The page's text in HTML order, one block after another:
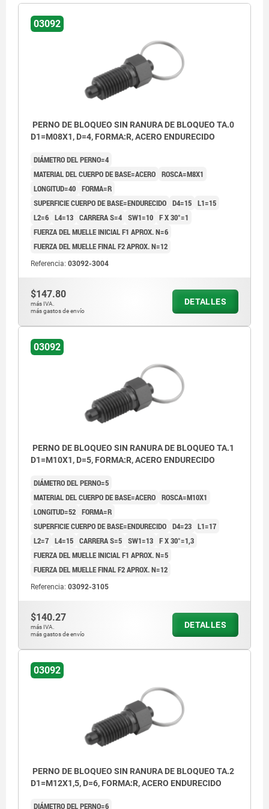
Forma R: sin ranura de bloqueo, sin
Forma S: sin ranura de bloqueo, con
Forma V: con ranura de bloqueo, sin
Forma W: con ranura de bloqueo, con
03092
PERNO DE BLOQUEO SIN RANURA DE BLOQUEO TA.0
D1=M08X1, D=4, FORMA:R, ACERO ENDURECIDO
DIÁMETRO DEL PERNO=4
MATERIAL DEL CUERPO DE BASE=ACERO ROSCA=M8X1
LONGITUD=40 FORMA=R
SUPERFICIE CUERPO DE BASE=ENDURECIDO D4=15 L1=15
L2=6 L4=13 CARRERA S=4 SW1=10 F X 30°=1
FUERZA DEL MUELLE INICIAL F1 APROX. N=6
FUERZA DEL MUELLE FINAL F2 APROX. N=12
Referencia: 03092-3004
$147.80
más IVA.
más gastos de envío
DETALLES
03092
PERNO DE BLOQUEO SIN RANURA DE BLOQUEO TA.1
D1=M10X1, D=5, FORMA:R, ACERO ENDURECIDO
DIÁMETRO DEL PERNO=5
MATERIAL DEL CUERPO DE BASE=ACERO ROSCA=M10X1
LONGITUD=52 FORMA=R
SUPERFICIE CUERPO DE BASE=ENDURECIDO D4=23 L1=17
L2=7 L4=15 CARRERA S=5 SW1=13 F X 30°=1,3
FUERZA DEL MUELLE INICIAL F1 APROX. N=5
FUERZA DEL MUELLE FINAL F2 APROX. N=12
Referencia: 03092-3105
$140.27
más IVA.
más gastos de envío
DETALLES
03092
PERNO DE BLOQUEO SIN RANURA DE BLOQUEO TA.2
D1=M12X1,5, D=6, FORMA:R, ACERO ENDURECIDO
DIÁMETRO DEL PERNO=6